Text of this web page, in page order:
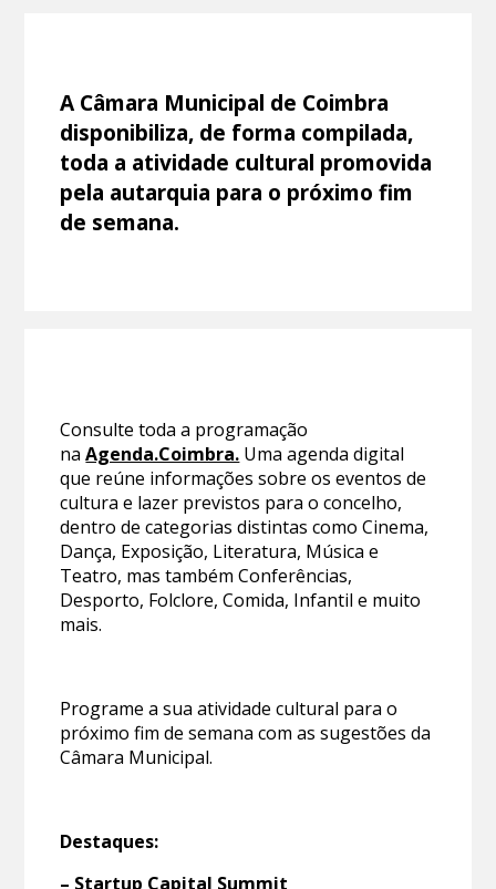
A Câmara Municipal de Coimbra
disponibiliza, de forma compilada,
toda a atividade cultural promovida
pela autarquia para o próximo fim
de semana.
Consulte toda a programação
naAgenda.Coimbra. Uma agenda digital
que reúne informações sobre os eventos de
cultura e lazer previstos para o concelho,
dentro de categorias distintas como Cinema,
Dança, Exposição, Literatura, Música e
Teatro, mas também Conferências,
Desporto, Folclore, Comida, Infantil e muito
mais.
Programe a sua atividade cultural para o
próximo fim de semana com as sugestões da
Câmara Municipal.
Destaques:
– Startup Capital Summit